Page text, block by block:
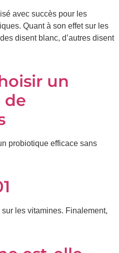
avec succès pour les
Quant à son effet sur les
disent blanc, d’autres disent
un
de
probiotique efficace sans
les vitamines. Finalement,